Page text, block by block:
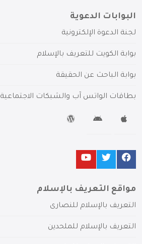
البوابات الدعوية
لجنة الدعوة الإلكترونية
بوابة الكويت للتعريف بالإسلام
بوابة الباحث عن الحقيقة
بطاقات الواتس آب والشبكات الاجتماعية
مواقع التعريف بالإسلام
التعريف بالإسلام للنصارى
التعريف بالإسلام للملحدين